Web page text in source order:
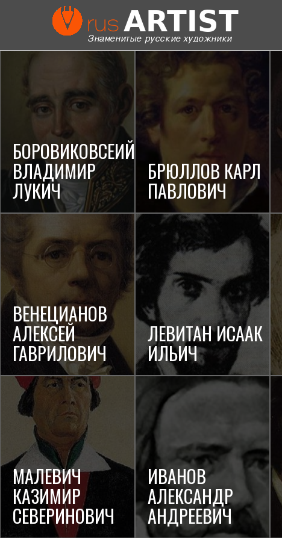
БОРОВИКОВСЕИЙ
ВЛАДИМИР
ЛУКИЧ
БРЮЛЛОВ КАРЛ
ПАВЛОВИЧ
ВЕНЕЦИАНОВ
АЛЕКСЕЙ
ГАВРИЛОВИЧ
ЛЕВИТАН ИСААК
ИЛЬИЧ
МАЛЕВИЧ
КАЗИМИР
СЕВЕРИНОВИЧ
ИВАНОВ
АЛЕКСАНДР
АНДРЕЕВИЧ